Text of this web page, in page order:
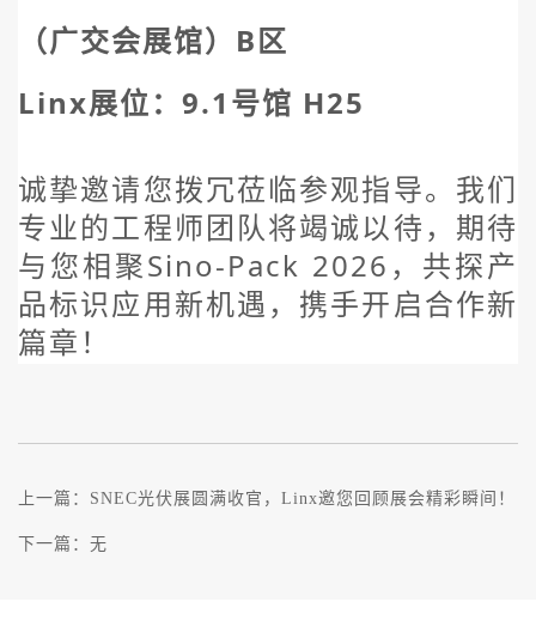
（广交会展馆）B区
Linx展位：9.1号馆 H25
诚挚邀请您拨冗莅临参观指导。我们
专业的工程师团队将竭诚以待，期待
与您相聚Sino-Pack 2026，共探产
品标识应用新机遇，携手开启合作新
篇章！
上一篇： SNEC光伏展圆满收官，Linx邀您回顾展会精彩瞬间！
下一篇： 无